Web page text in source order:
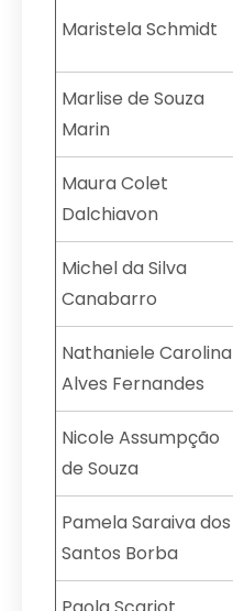
Maristela Schmidt
Marlise de Souza
Marin
Maura Colet
Dalchiavon
Michel da Silva
Canabarro
Nathaniele Carolina
Alves Fernandes
Nicole Assumpção
de Souza
Pamela Saraiva dos
Santos Borba